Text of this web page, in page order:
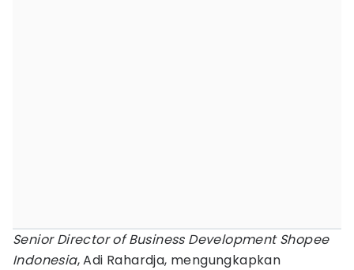
Senior Director of Business Development Shopee
Indonesia, Adi Rahardja, mengungkapkan